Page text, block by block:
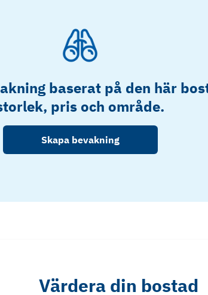
baserat på den här
pris och område.
Skapa bevakning
Värdera din bostad